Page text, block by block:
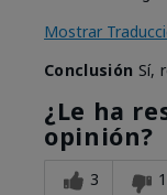
Mostrar
Conclusión Sí,
¿Le ha
opinión?
3 1